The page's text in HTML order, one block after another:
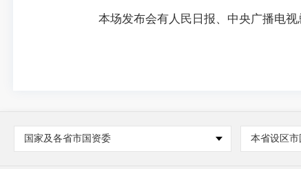
本场发布会有人民日报、中央广播电视
国家及各省市国资委 本省设区